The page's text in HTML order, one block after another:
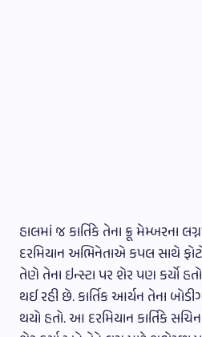
હાલમાં જ કાર્તિકે તેના ક્રૂ મેમ્બરના
દરમિયાન અભિનેતાએ કપલ સાથે
તેણે તેના ઇન્સ્ટા પર શેર પણ કર્યો
થઈ રહી છે. કાર્તિક આર્યન તેના
થયો હતો. આ દરમિયાન કાર્તિકે સચિન